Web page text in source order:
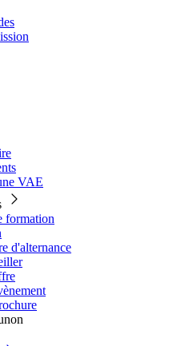
VAE
formation
d'alternance